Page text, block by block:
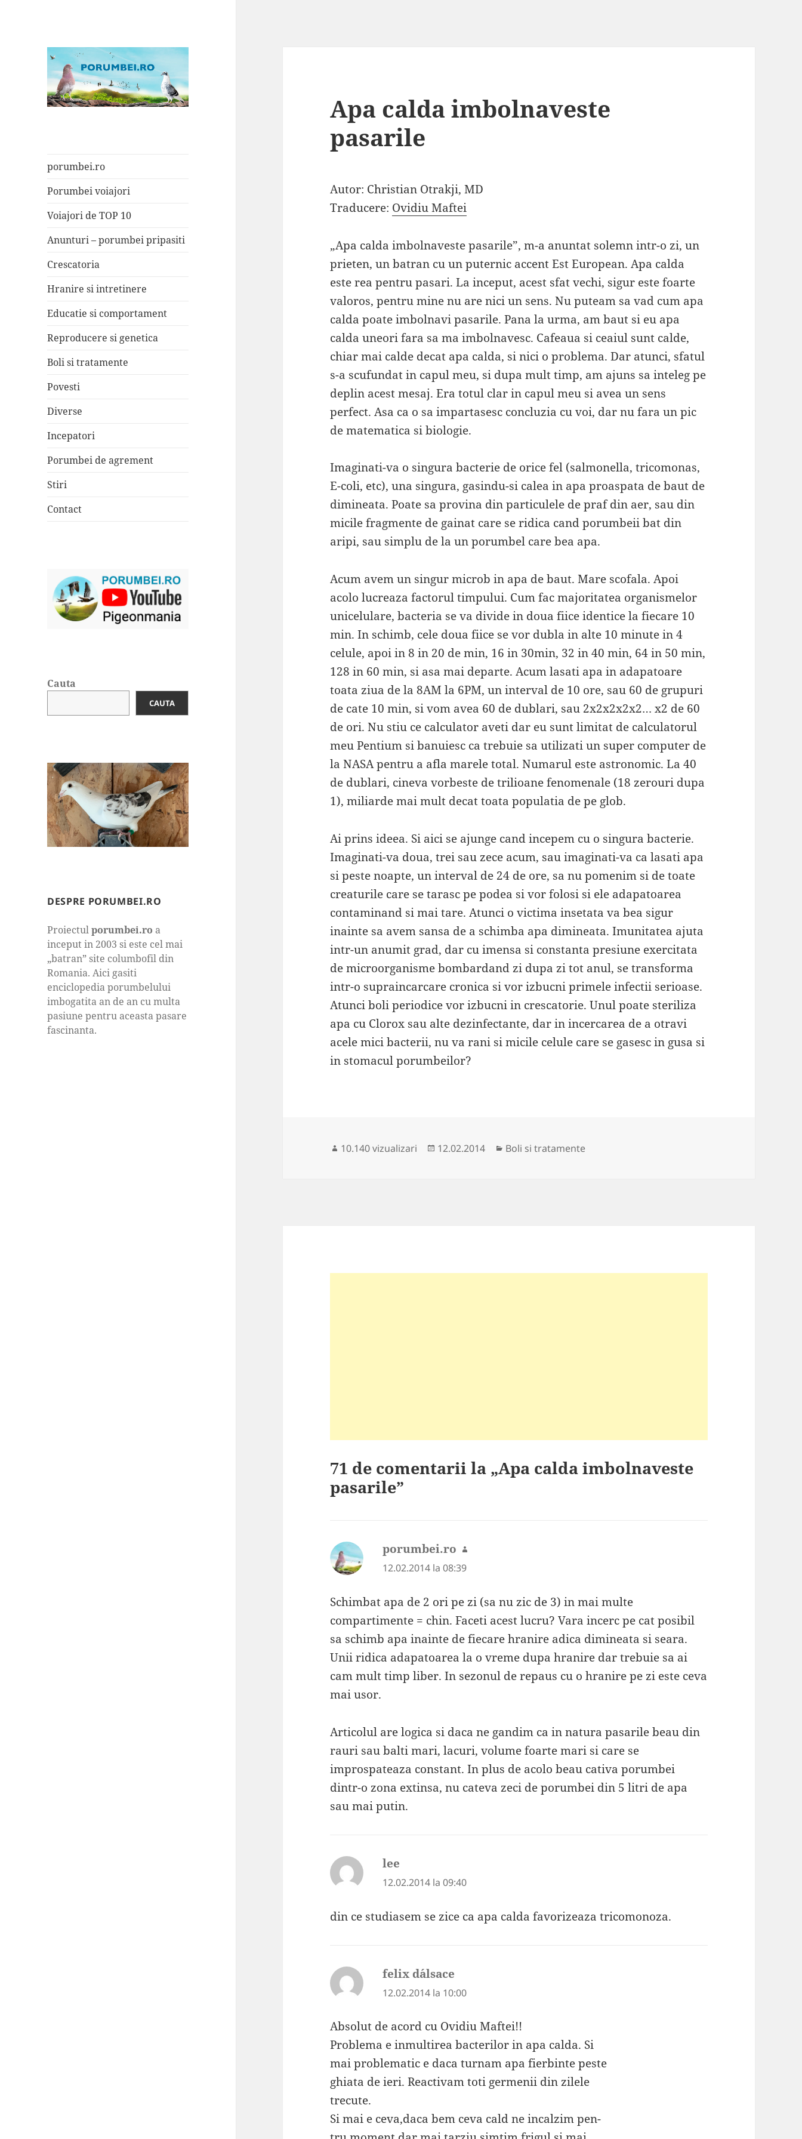
porumbei.ro
Porumbei voiajori
Voiajori de TOP 10
Anunturi – porumbei pripasiti
Crescatoria
Hranire si intretinere
Educatie si comportament
Reproducere si genetica
Boli si tratamente
Povesti
Diverse
Incepatori
Porumbei de agrement
Stiri
Contact
Cauta
CAUTA
DESPRE PORUMBEI.RO
Proiectulporumbei.ro a
inceput in 2003 si este cel mai
„batran” site columbofil din
Romania. Aici gasiti
enciclopedia porumbelului
imbogatita an de an cu multa
pasiune pentru aceasta pasare
fascinanta.
Apa calda imbolnaveste
pasarile
Autor: Christian Otrakji, MD
Traducere: Ovidiu Maftei
„Apa calda imbolnaveste pasarile”, m-a anuntat solemn intr-o zi, un
prieten, un batran cu un puternic accent Est European. Apa calda
este rea pentru pasari. La inceput, acest sfat vechi, sigur este foarte
valoros, pentru mine nu are nici un sens. Nu puteam sa vad cum apa
calda poate imbolnavi pasarile. Pana la urma, am baut si eu apa
calda uneori fara sa ma imbolnavesc. Cafeaua si ceaiul sunt calde,
chiar mai calde decat apa calda, si nici o problema. Dar atunci, sfatul
s-a scufundat in capul meu, si dupa mult timp, am ajuns sa inteleg pe
deplin acest mesaj. Era totul clar in capul meu si avea un sens
perfect. Asa ca o sa impartasesc concluzia cu voi, dar nu fara un pic
de matematica si biologie.
Imaginati-va o singura bacterie de orice fel (salmonella, tricomonas,
E-coli, etc), una singura, gasindu-si calea in apa proaspata de baut de
dimineata. Poate sa provina din particulele de praf din aer, sau din
micile fragmente de gainat care se ridica cand porumbeii bat din
aripi, sau simplu de la un porumbel care bea apa.
Acum avem un singur microb in apa de baut. Mare scofala. Apoi
acolo lucreaza factorul timpului. Cum fac majoritatea organismelor
unicelulare, bacteria se va divide in doua fiice identice la fiecare 10
min. In schimb, cele doua fiice se vor dubla in alte 10 minute in 4
celule, apoi in 8 in 20 de min, 16 in 30min, 32 in 40 min, 64 in 50 min,
128 in 60 min, si asa mai departe. Acum lasati apa in adapatoare
toata ziua de la 8AM la 6PM, un interval de 10 ore, sau 60 de grupuri
de cate 10 min, si vom avea 60 de dublari, sau 2x2x2x2x2… x2 de 60
de ori. Nu stiu ce calculator aveti dar eu sunt limitat de calculatorul
meu Pentium si banuiesc ca trebuie sa utilizati un super computer de
la NASA pentru a afla marele total. Numarul este astronomic. La 40
de dublari, cineva vorbeste de trilioane fenomenale (18 zerouri dupa
1), miliarde mai mult decat toata populatia de pe glob.
Ai prins ideea. Si aici se ajunge cand incepem cu o singura bacterie.
Imaginati-va doua, trei sau zece acum, sau imaginati-va ca lasati apa
si peste noapte, un interval de 24 de ore, sa nu pomenim si de toate
creaturile care se tarasc pe podea si vor folosi si ele adapatoarea
contaminand si mai tare. Atunci o victima insetata va bea sigur
inainte sa avem sansa de a schimba apa dimineata. Imunitatea ajuta
intr-un anumit grad, dar cu imensa si constanta presiune exercitata
de microorganisme bombardand zi dupa zi tot anul, se transforma
intr-o supraincarcare cronica si vor izbucni primele infectii serioase.
Atunci boli periodice vor izbucni in crescatorie. Unul poate steriliza
apa cu Clorox sau alte dezinfectante, dar in incercarea de a otravi
acele mici bacterii, nu va rani si micile celule care se gasesc in gusa si
in stomacul porumbeilor?
10.140 vizualizari
Publicat
12.02.2014 Categorii
Boli si tratamente
71 de comentarii la „Apa calda imbolnaveste
pasarile”
porumbei.ro spune:
12.02.2014 la 08:39
Schimbat apa de 2 ori pe zi (sa nu zic de 3) in mai multe
compartimente = chin. Faceti acest lucru? Vara incerc pe cat posibil
sa schimb apa inainte de fiecare hranire adica dimineata si seara.
Unii ridica adapatoarea la o vreme dupa hranire dar trebuie sa ai
cam mult timp liber. In sezonul de repaus cu o hranire pe zi este ceva
mai usor.
Articolul are logica si daca ne gandim ca in natura pasarile beau din
rauri sau balti mari, lacuri, volume foarte mari si care se
improspateaza constant. In plus de acolo beau cativa porumbei
dintr-o zona extinsa, nu cateva zeci de porumbei din 5 litri de apa
sau mai putin.
lee
12.02.2014 la 09:40
din ce studiasem se zice ca apa calda favorizeaza tricomonoza.
felix d´alsace
12.02.2014 la 10:00
Absolut de acord cu Ovidiu Maftei!!
Problema e inmultirea bacterilor in apa calda. Si
mai problematic e daca turnam apa fierbinte peste
ghiata de ieri. Reactivam toti germenii din zilele
trecute.
Si mai e ceva,daca bem ceva cald ne incalzim pen-